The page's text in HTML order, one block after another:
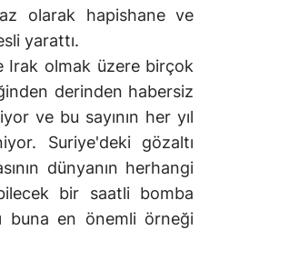
olarak hapishane ve
yarattı.
Irak olmak üzere birçok
derinden habersiz
ve bu sayının her yıl
Suriye'deki gözaltı
dünyanın herhangi
bir saatli bomba
buna en önemli örneği